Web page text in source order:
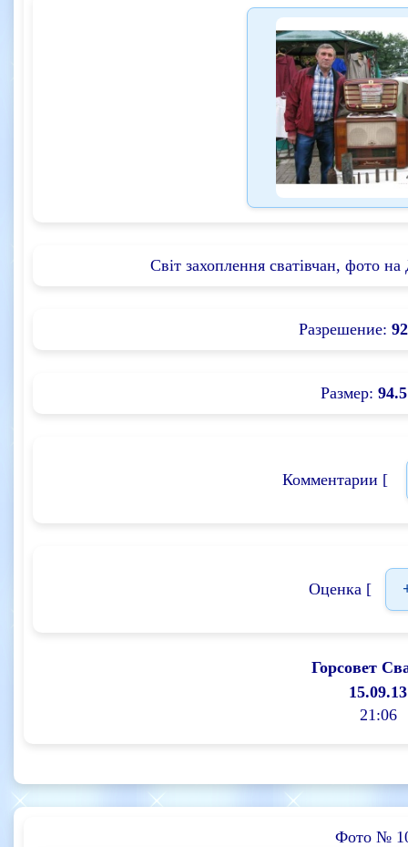
Світ захоплення сватівчан, фото
Разрешение:
Размер: 94.5
Комментарии [
Оценка [
Горсовет
15.09.13
21:06
Фото №